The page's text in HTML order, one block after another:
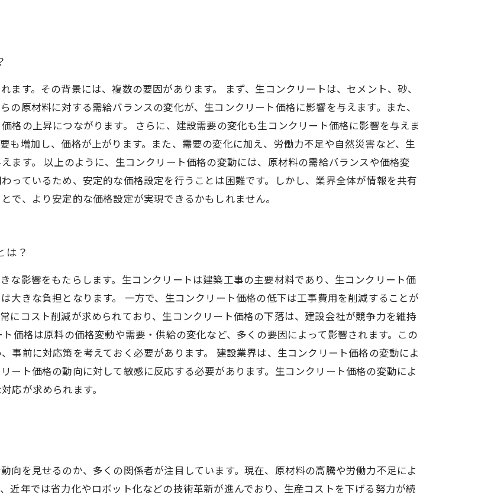
す。その背景には、複数の要因があります。 まず、生コンクリートは、セメント、砂、
原材料に対する需給バランスの変化が、生コンクリート価格に影響を与えます。また、
格の上昇につながります。 さらに、建設需要の変化も生コンクリート価格に影響を与えま
も増加し、価格が上がります。また、需要の変化に加え、労働力不足や自然災害など、生
ます。 以上のように、生コンクリート価格の変動には、原材料の需給バランスや価格変
っているため、安定的な価格設定を行うことは困難です。しかし、業界全体が情報を共有
で、より安定的な価格設定が実現できるかもしれません。
は？
な影響をもたらします。生コンクリートは建築工事の主要材料であり、生コンクリート価
大きな負担となります。 一方で、生コンクリート価格の低下は工事費用を削減することが
にコスト削減が求められており、生コンクリート価格の下落は、建設会社が競争力を維持
価格は原料の価格変動や需要・供給の変化など、多くの要因によって影響されます。この
事前に対応策を考えておく必要があります。 建設業界は、生コンクリート価格の変動によ
ート価格の動向に対して敏感に反応する必要があります。生コンクリート価格の変動によ
応が求められます。
向を見せるのか、多くの関係者が注目しています。現在、原材料の高騰や労働力不足によ
近年では省力化やロボット化などの技術革新が進んでおり、生産コストを下げる努力が続